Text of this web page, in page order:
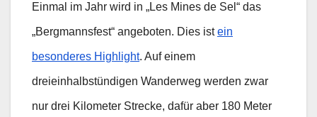
Einmal im Jahr wird in „Les Mines de Sel“ das
„Bergmannsfest“ angeboten. Dies istein
besonderes Highlight. Auf einem
dreieinhalbstündigen Wanderweg werden zwar
nur drei Kilometer Strecke, dafür aber 180 Meter